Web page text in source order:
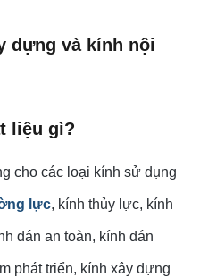
dựng và kính nội
liệu gì?
cho các loại kính sử dụng
lực, kính thủy lực, kính
dán an toàn, kính dán
phát triển, kính xây dựng